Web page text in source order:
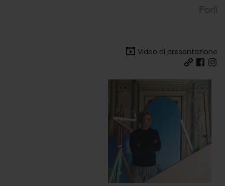
Video di presentazione